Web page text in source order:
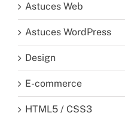
Astuces Web
Astuces WordPress
Design
E-commerce
HTML5 / CSS3